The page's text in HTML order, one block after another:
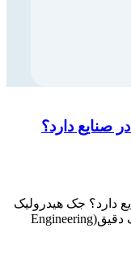
صنایع دارد؟
دارد؟ جک هیدرولیک
چیست و چه کاربردی در صنایع دارد؟ تعریف دقیق(Engineering